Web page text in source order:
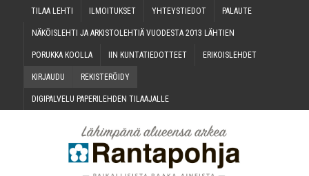
TILAA LEH­TI ILMOI­TUK­SET YHTEYS­TIE­DOT PALAU­TE
NÄKÖIS­LEH­TI JA ARKIS­TO­LEH­TIÄ VUO­DES­TA 2013 LÄHTIEN
PORUK­KA KOOLLA IIN KUN­TA­TIE­DOT­TEET ERI­KOIS­LEH­DET
KIR­JAU­DU REKIS­TE­RÖI­DY
DIGI­PAL­VE­LU PAPE­RI­LEH­DEN TILAAJALLE